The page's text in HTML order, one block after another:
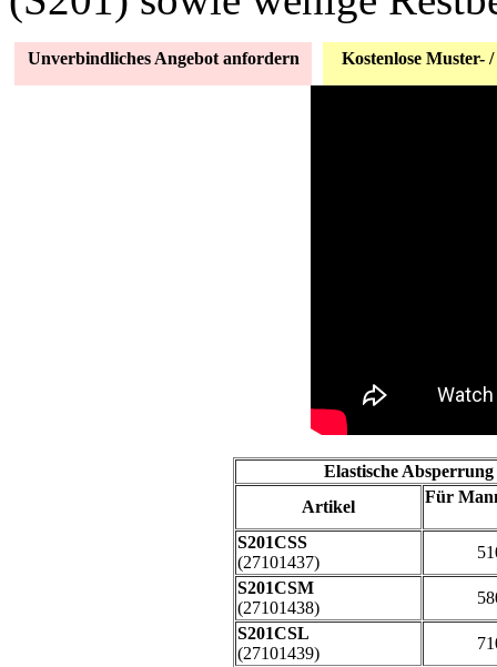
Unverbindliches Angebot anfordern Kostenlose Muster-
Elastische
Artikel
Für
S201CSS
(27101437)
S201CSM
(27101438)
S201CSL
(27101439)